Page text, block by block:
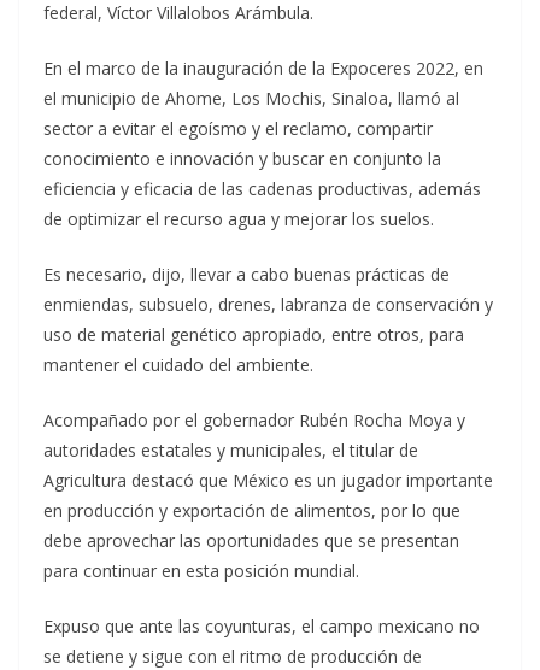
federal, Víctor Villalobos Arámbula.
En el marco de la inauguración de la Expoceres 2022, en
el municipio de Ahome, Los Mochis, Sinaloa, llamó al
sector a evitar el egoísmo y el reclamo, compartir
conocimiento e innovación y buscar en conjunto la
eficiencia y eficacia de las cadenas productivas, además
de optimizar el recurso agua y mejorar los suelos.
Es necesario, dijo, llevar a cabo buenas prácticas de
enmiendas, subsuelo, drenes, labranza de conservación y
uso de material genético apropiado, entre otros, para
mantener el cuidado del ambiente.​
Acompañado por el gobernador Rubén Rocha Moya y
autoridades estatales y municipales, el titular de
Agricultura destacó que México es un jugador importante
en producción y exportación de alimentos, por lo que
debe aprovechar las oportunidades que se presentan
para continuar en esta posición mundial.
Expuso que ante las coyunturas, el campo mexicano no
se detiene y sigue con el ritmo de producción de